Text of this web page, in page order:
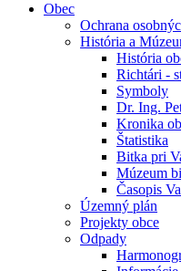
Obec
Ochrana
História a
História
Richtári -
Symboly
Dr. Ing.
Kronika
Štatistika
Bitka pri
Múzeum
Časopis
Územný plán
Projekty obce
Odpady